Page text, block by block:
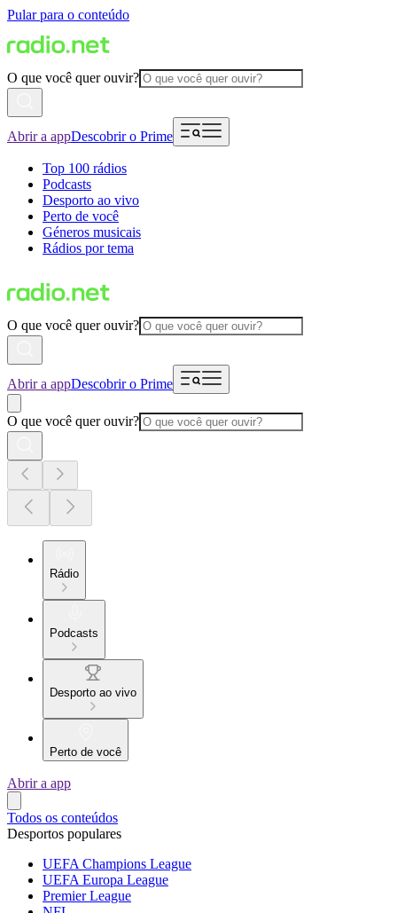
Pular para o conteúdo
O que você quer ouvir?
Abrir a appDescobrir o Prime
Top 100 rádios
Podcasts
Desporto ao vivo
Perto de você
Géneros musicais
Rádios por tema
O que você quer ouvir?
Abrir a appDescobrir o Prime
O que você quer ouvir?
Rádio
Podcasts
Desporto ao vivo
Perto de você
Abrir a app
Todos os conteúdos
Desportos populares
UEFA Champions League
UEFA Europa League
Premier League